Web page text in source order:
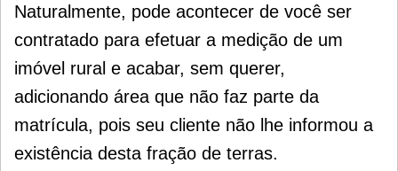
Naturalmente, pode acontecer de você ser
contratado para efetuar a medição de um
imóvel rural e acabar, sem querer,
adicionando área que não faz parte da
matrícula, pois seu cliente não lhe informou a
existência desta fração de terras.